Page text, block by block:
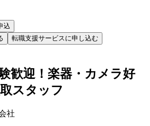
込
転職支援サービスに申し込む
歓迎！楽器・カメラ好
スタッフ
社